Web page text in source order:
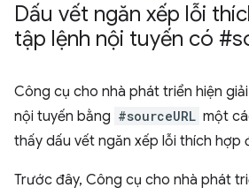
Dấu vết ngăn xếp lỗi
tập lệnh nội tuyến có
Công cụ cho nhà phát triển hiện
nội tuyến bằng #sourceURL một
thấy dấu vết ngăn xếp lỗi thích hợp
Trước đây, Công cụ cho nhà phát